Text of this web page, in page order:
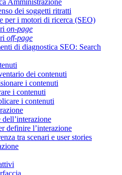
dei soggetti ritratti
per i motori di ricerca (SEO)
on-page
off-page
di diagnostica SEO: Search
dei contenuti
i contenuti
i contenuti
i contenuti
definire l’interazione
tra scenari e user stories